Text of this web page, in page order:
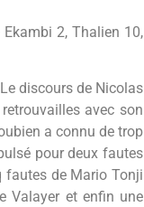
Ekambi 2, Thalien 10,
discours de Nicolas
avec son
a connu de trop
pour deux fautes
fautes de Mario Tonji
Valayer et enfin une